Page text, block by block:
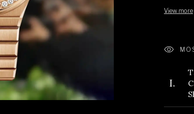
View more
I.